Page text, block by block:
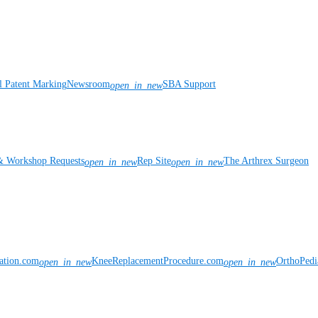
Patent MarkingNewsroomopen_in_newSBA Support
Requestsopen_in_newRep Siteopen_in_newThe Arthrex Surgeon
open_in_newKneeReplacementProcedure.comopen_in_new